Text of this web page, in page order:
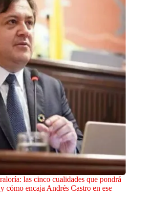
las cinco cualidades que pondrá
cómo encaja Andrés Castro en ese